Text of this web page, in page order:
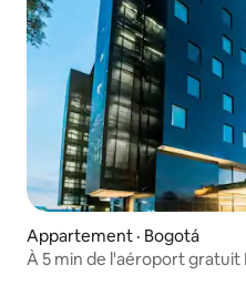
Appartement · Bogotá